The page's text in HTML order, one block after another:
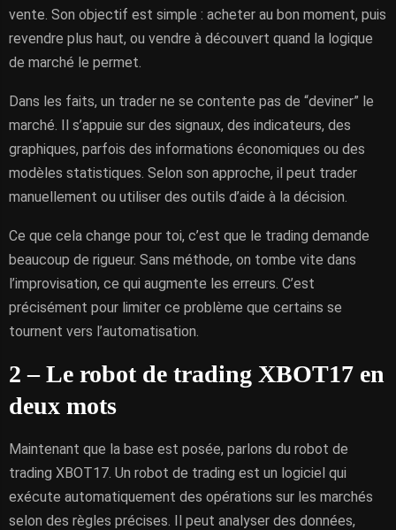
vente. Son objectif est simple : acheter au bon moment, puis
revendre plus haut, ou vendre à découvert quand la logique
de marché le permet.
Dans les faits, un trader ne se contente pas de “deviner” le
marché. Il s’appuie sur des signaux, des indicateurs, des
graphiques, parfois des informations économiques ou des
modèles statistiques. Selon son approche, il peut trader
manuellement ou utiliser des outils d’aide à la décision.
Ce que cela change pour toi, c’est que le trading demande
beaucoup de rigueur. Sans méthode, on tombe vite dans
l’improvisation, ce qui augmente les erreurs. C’est
précisément pour limiter ce problème que certains se
tournent vers l’automatisation.
2 – Le robot de trading XBOT17 en
deux mots
Maintenant que la base est posée, parlons du robot de
trading XBOT17. Un robot de trading est un logiciel qui
exécute automatiquement des opérations sur les marchés
selon des règles précises. Il peut analyser des données,